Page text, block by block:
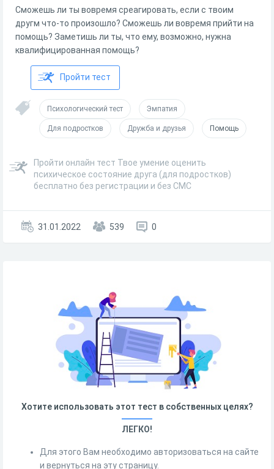
Сможешь ли ты вовремя среагировать, если с твоим
другм что-то произошло? Сможешь ли вовремя прийти на
помощь? Заметишь ли ты, что ему, возможно, нужна
квалифицированная помощь?
Пройти тест
Психологический тест Эмпатия
Для подростков Дружба и друзья Помощь
Пройти онлайн тест Твое умение оценить
психическое состояние друга (для подростков)
бесплатно без регистрации и без СМС
31.01.2022 539 0
Хотите использовать этот тест в собственных целях?
ЛЕГКО!
Для этого Вам необходимо авторизоваться на сайте
и вернуться на эту страницу.